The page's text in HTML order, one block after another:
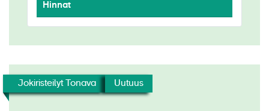
Hinnat
Jokiristeilyt Tonava Uutuus